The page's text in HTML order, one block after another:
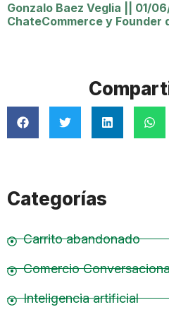
Gonzalo Baez Veglia 01/
ChateCommerce y Founder
Categorías
Carrito abandonado
Comercio
Inteligencia artificial